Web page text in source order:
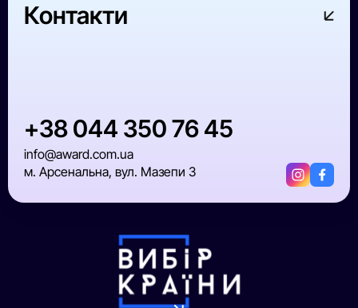
Контакти
+38 044 350 76 45
info@award.com.ua
м. Арсенальна, вул. Мазепи 3